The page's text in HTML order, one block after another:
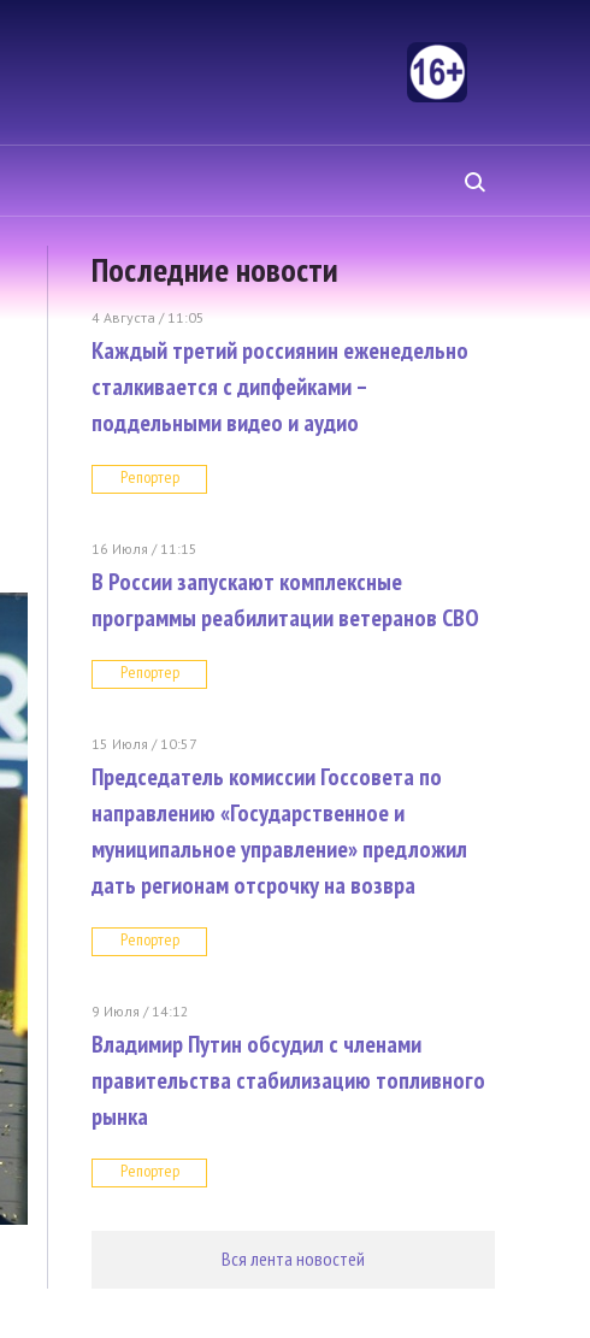
Последние новости
4 Августа / 11:05
Каждый третий россиянин еженедельно
сталкивается с дипфейками –
поддельными видео и аудио
Репортер
16 Июля / 11:15
В России запускают комплексные
программы реабилитации ветеранов СВО
Репортер
15 Июля / 10:57
Председатель комиссии Госсовета по
направлению «Государственное и
муниципальное управление» предложил
дать регионам отсрочку на возвра
Репортер
9 Июля / 14:12
Владимир Путин обсудил с членами
правительства стабилизацию топливного
рынка
Репортер
Вся лента новостей